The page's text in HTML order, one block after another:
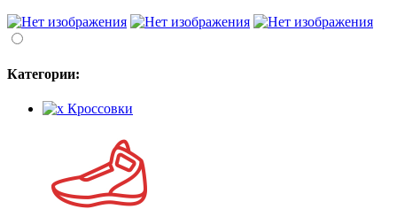
Категории:
Кроссовки